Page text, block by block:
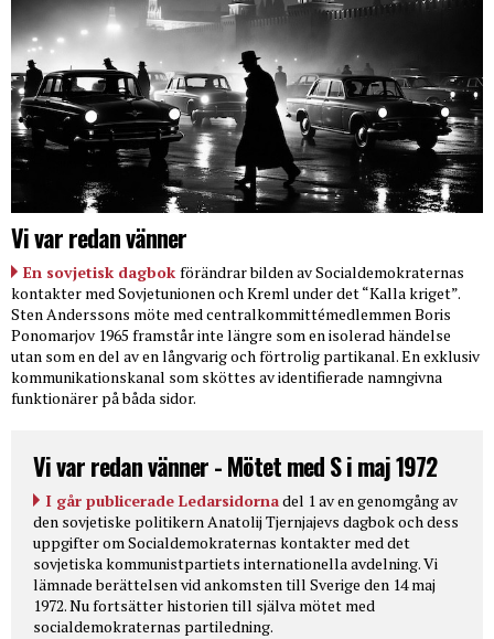
Vi var redan vänner
En sovjetisk dagbok förändrar bilden av Socialdemokraternas
kontakter med Sovjetunionen och Kreml under det “Kalla kriget”.
Sten Anderssons möte med centralkommittémedlemmen Boris
Ponomarjov 1965 framstår inte längre som en isolerad händelse
utan som en del av en långvarig och förtrolig partikanal. En exklusiv
kommunikationskanal som sköttes av identifierade namngivna
funktionärer på båda sidor.
Vi var redan vänner - Mötet med S i maj 1972
I går publicerade Ledarsidornadel 1 av en genomgång av
den sovjetiske politikern Anatolij Tjernjajevs dagbok och dess
uppgifter om Socialdemokraternas kontakter med det
sovjetiska kommunistpartiets internationella avdelning. Vi
lämnade berättelsen vid ankomsten till Sverige den 14 maj
1972. Nu fortsätter historien till själva mötet med
socialdemokraternas partiledning.